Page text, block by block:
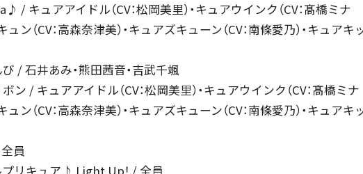
キュアアイドル（CV：松岡美里）・キュアウインク（CV：髙橋ミナ
ュン（CV：高森奈津美）・キュアズキューン（CV：南條愛乃）・キュアキ
/ 石井あみ・熊田茜音・吉武千颯
ン / キュアアイドル（CV：松岡美里）・キュアウインク（CV：髙橋ミナ
ュン（CV：高森奈津美）・キュアズキューン（CV：南條愛乃）・キュアキ
員